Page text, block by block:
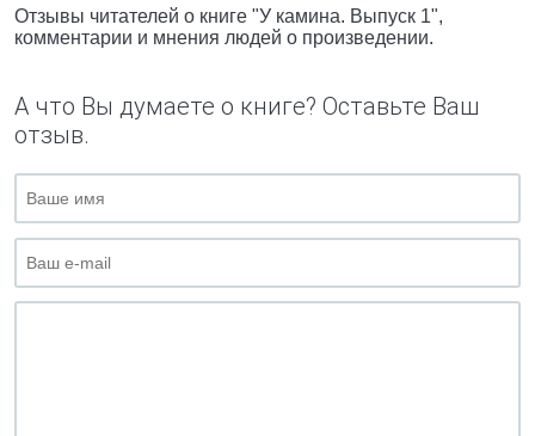
Отзывы читателей о книге "У камина. Выпуск 1",
комментарии и мнения людей о произведении.
А что Вы думаете о книге? Оставьте Ваш
отзыв.